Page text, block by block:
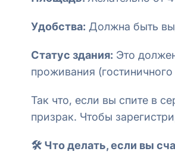
Удобства: Должна быть
Статус здания: Это
проживания (гостиничного
Так что, если вы спите в
призрак. Чтобы
🛠 Что делать, если вы